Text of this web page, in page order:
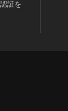
証を